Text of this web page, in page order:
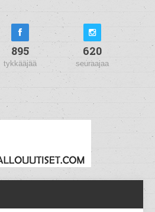
895
tykkääjää
620
seuraajaa